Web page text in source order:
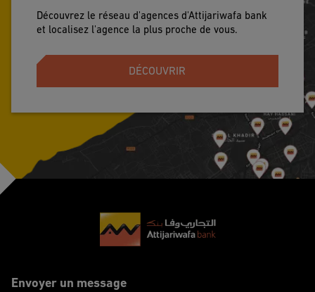
Découvrez le réseau d'agences d'Attijariwafa bank
et localisez l'agence la plus proche de vous.
DÉCOUVRIR
Footer
Envoyer un message